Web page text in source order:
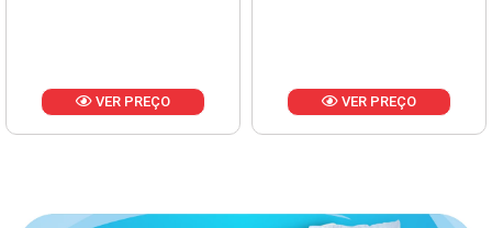
VER PREÇO VER PREÇO